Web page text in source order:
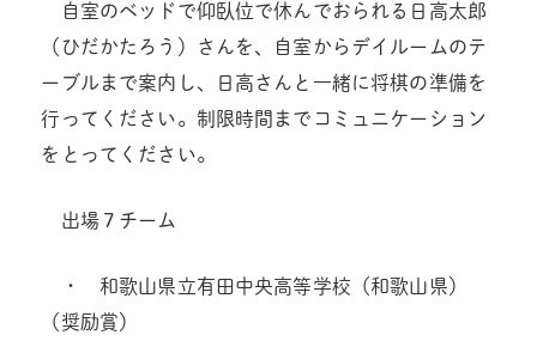
自室のベッドで仰臥位で休んでおられる日高太郎
（ひだかたろう）さんを、自室からデイルームのテ
ーブルまで案内し、日高さんと一緒に将棋の準備を
行ってください。制限時間までコミュニケーション
をとってください。
出場７チーム
・ 和歌山県立有田中央高等学校（和歌山県）
（奨励賞）